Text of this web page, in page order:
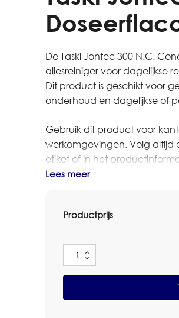
De Taski Jontec 300 N.C.
allesreiniger voor dagelijkse
Dit product is geschikt voor
onderhoud en dagelijkse of
Gebruik dit product voor
werkomgevingen. Volg altijd
etiket of in het
plaats, zeker bij gevoelige
dan contact op met
Voor meer informatie over
veiligheidsinformatieblad.
Specificaties
Lees meer
Productprijs
Taski
Jontec
300
Conc